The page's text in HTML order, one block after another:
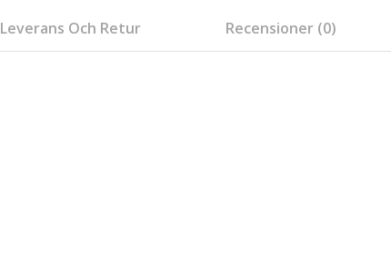
Leverans Och Retur Recensioner (0)